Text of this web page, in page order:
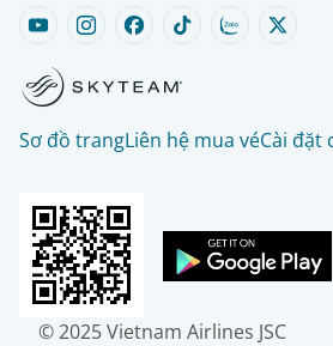
Sơ đồ trangLiên hệ mua véCài đặt
© 2025 Vietnam Airlines JSC